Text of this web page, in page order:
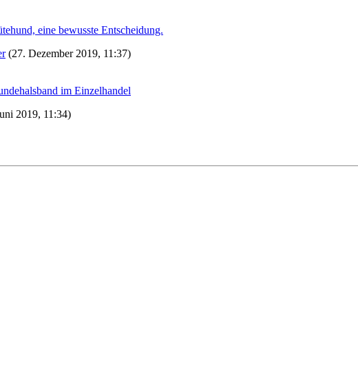
eine bewusste Entscheidung.
(27. Dezember 2019, 11:37)
im Einzelhandel
2019, 11:34)